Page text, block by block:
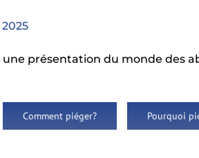
une présentation du monde des
Pourquoi
Comment piéger?